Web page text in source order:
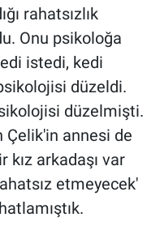
rahatsızlık
Onu psikoloğa
istedi, kedi
düzeldi.
düzelmişti.
annesi de
kız arkadaşı var
etmeyecek'